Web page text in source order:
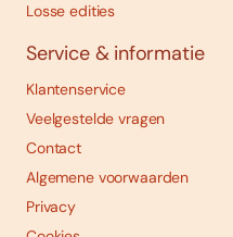
Losse edities
Service & informatie
Klantenservice
Veelgestelde vragen
Contact
Algemene voorwaarden
Privacy